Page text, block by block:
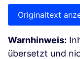
Originaltext
Warnhinweis:
übersetzt und